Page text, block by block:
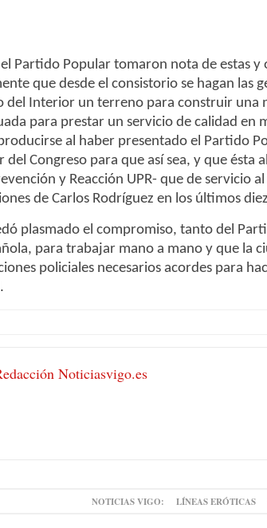
Partido Popular tomaron nota de estas y
que desde el consistorio se hagan las
del Interior un terreno para construir una
para prestar un servicio de calidad en
al haber presentado el Partido
Congreso para que así sea, y que ésta
y Reacción UPR- que de servicio
de Carlos Rodríguez en los últimos
plasmado el compromiso, tanto del
para trabajar mano a mano y que la
policiales necesarios acordes para
Noticiasvigo.es
NOTICIAS VIGO: LÍNEAS ERÓTICAS